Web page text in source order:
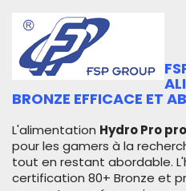
BRONZE EFFICACE ET
L'alimentation Hydro Pro
pour les gamers à la
tout en restant abordable.
certification 80+ Bronze et